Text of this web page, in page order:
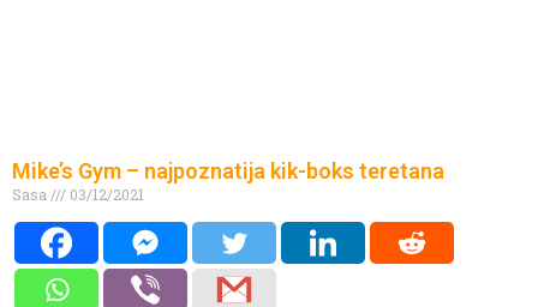
Mike’s Gym – najpoznatija kik-boks teretana
Sasa 03/12/2021